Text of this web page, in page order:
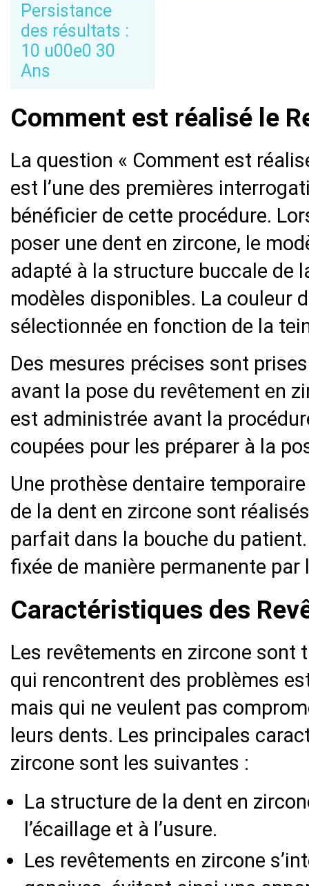
Persistance
des résultats :
10 u00e0 30
Ans
Comment est réalisé le
La question « Comment est
est l’une des premières
bénéficier de cette procédure.
poser une dent en zircone, le
adapté à la structure buccale de
modèles disponibles. La couleur
sélectionnée en fonction de la
Des mesures précises sont
avant la pose du revêtement en
est administrée avant la
coupées pour les préparer à la
Une prothèse dentaire
de la dent en zircone sont
parfait dans la bouche du
fixée de manière permanente par
Caractéristiques des
Les revêtements en zircone sont
qui rencontrent des problèmes
mais qui ne veulent pas
leurs dents. Les principales
zircone sont les suivantes :
La structure de la dent en
l’écaillage et à l’usure.
Les revêtements en zircone